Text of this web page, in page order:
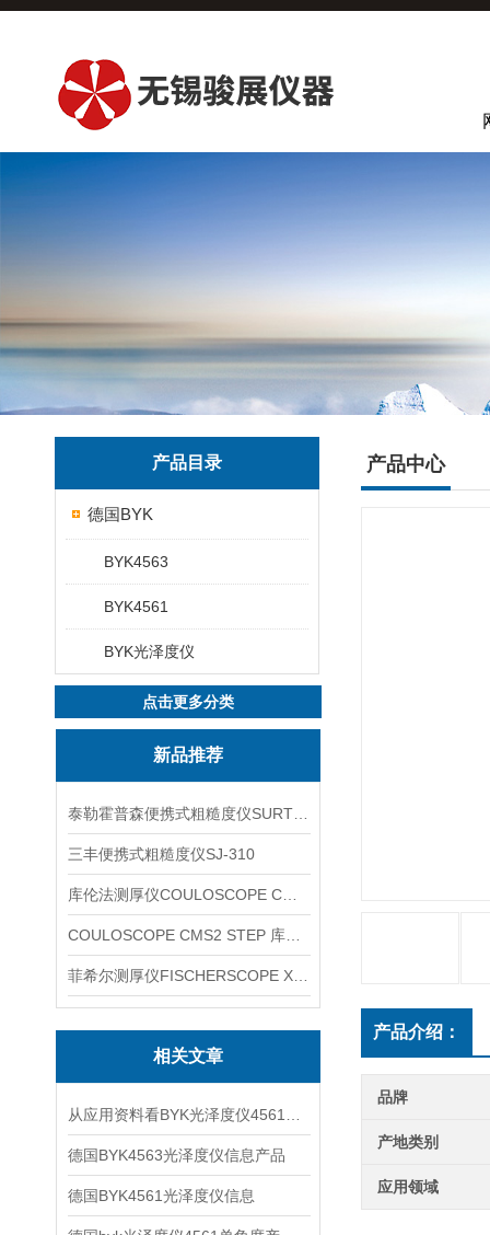
产品目录
德国BYK
BYK4563
BYK4561
BYK光泽度仪
点击更多分类
新品推荐
三丰便携式粗糙度仪SJ-310
相关文章
德国BYK4563光泽度仪信息产品
德国BYK4561光泽度仪信息
产品中心
产品介绍：
品牌
产地类别
应用领域